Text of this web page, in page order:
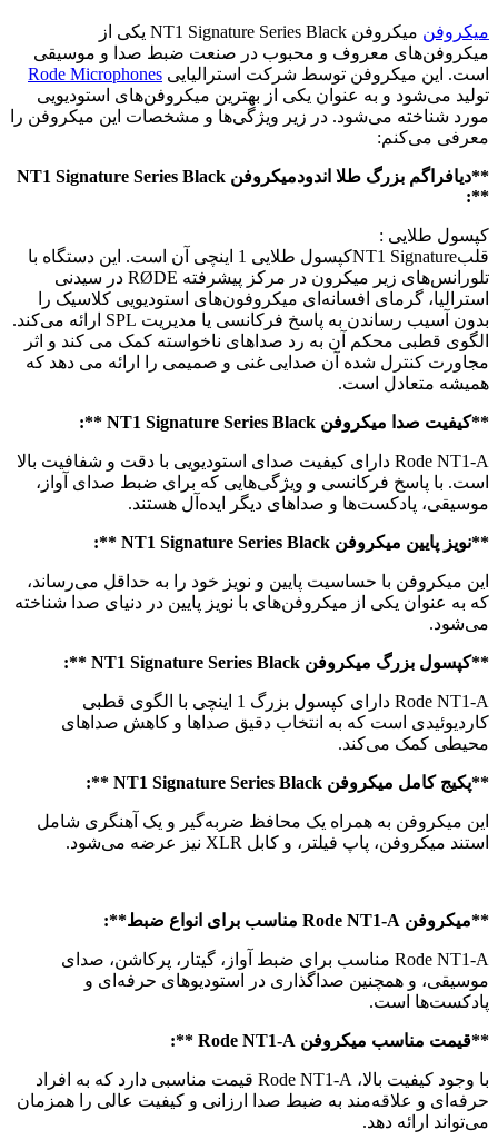
میکروفن
میکروفن NT1 Signature Series Black یکی از
میکروفن‌های معروف و محبوب در صنعت ضبط صدا و موسیقی
است. این میکروفن توسط شرکت استرالیایی Rode Microphones
تولید می‌شود و به عنوان یکی از بهترین میکروفن‌های استودیویی
مورد شناخته می‌شود. در زیر ویژگی‌ها و مشخصات این میکروفن را
معرفی می‌کنم:
**دیافراگم بزرگ طلا اندودمیکروفن NT1 Signature Series Black
**:
کپسول طلایی :
قلبNT1 Signatureکپسول طلایی 1 اینچی آن است. این دستگاه با
تلورانس‌های زیر میکرون در مرکز پیشرفته RØDE در سیدنی
استرالیا، گرمای افسانه‌ای میکروفون‌های استودیویی کلاسیک را
بدون آسیب رساندن به پاسخ فرکانسی یا مدیریت SPL ارائه می‌کند.
الگوی قطبی محکم آن به رد صداهای ناخواسته کمک می کند و اثر
مجاورت کنترل شده آن صدایی غنی و صمیمی را ارائه می دهد که
همیشه متعادل است.
**کیفیت صدا میکروفن NT1 Signature Series Black **:
Rode NT1-A دارای کیفیت صدای استودیویی با دقت و شفافیت بالا
است. با پاسخ فرکانسی و ویژگی‌هایی که برای ضبط صدای آواز،
موسیقی، پادکست‌ها و صداهای دیگر ایده‌آل هستند.
**نویز پایین میکروفن NT1 Signature Series Black **:
این میکروفن با حساسیت پایین و نویز خود را به حداقل می‌رساند،
که به عنوان یکی از میکروفن‌های با نویز پایین در دنیای صدا شناخته
می‌شود.
**کپسول بزرگ میکروفن NT1 Signature Series Black **:
Rode NT1-A دارای کپسول بزرگ 1 اینچی با الگوی قطبی
کاردیوئیدی است که به انتخاب دقیق صداها و کاهش صداهای
محیطی کمک می‌کند.
**پکیج کامل میکروفن NT1 Signature Series Black **:
این میکروفن به همراه یک محافظ ضربه‌گیر و یک آهنگری شامل
استند میکروفن، پاپ فیلتر، و کابل XLR نیز عرضه می‌شود.
**میکروفن Rode NT1-A مناسب برای انواع ضبط**:
Rode NT1-A مناسب برای ضبط آواز، گیتار، پرکاشن، صدای
موسیقی، و همچنین صداگذاری در استودیوهای حرفه‌ای و
پادکست‌ها است.
**قیمت مناسب میکروفن Rode NT1-A **:
با وجود کیفیت بالا، Rode NT1-A قیمت مناسبی دارد که به افراد
حرفه‌ای و علاقه‌مند به ضبط صدا ارزانی و کیفیت عالی را همزمان
می‌تواند ارائه دهد.